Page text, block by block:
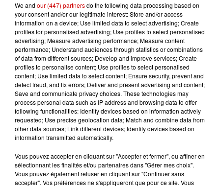
Gagnez vos entrées pour le
Musée du Sport Automobile au
Mans !
Alouette vous invite à
Futuroscope Xperiences !
Le Duel - Gagnez votre balade
en jet ski !
We and our (447) partnersdo the following data processing based on
your consent and/or our legitimate interest: Store and/or access
information on a device; Use limited data to select advertising; Create
profiles for personalised advertising; Use profiles to select personalised
advertising; Measure advertising performance; Measure content
performance; Understand audiences through statistics or combinations
of data from different sources; Develop and improve services; Create
profiles to personalise content; Use profiles to select personalised
content; Use limited data to select content; Ensure security, prevent and
detect fraud, and fix errors; Deliver and present advertising and content;
Save and communicate privacy choices. These technologies may
process personal data such as IP address and browsing data to offer
following functionalities: Identify devices based on information actively
requested; Use precise geolocation data; Match and combine data from
other data sources; Link different devices; Identify devices based on
information transmitted automatically.
Vous pouvez accepter en cliquant sur "Accepter et fermer", ou affiner en
sélectionnant les finalités et/ou partenaires dans "Gérer mes choix".
Vous pouvez également refuser en cliquant sur "Continuer sans
accepter". Vos préférences ne s'appliqueront que pour ce site. Vous